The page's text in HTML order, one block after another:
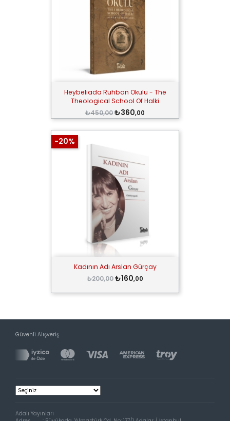
Heybeliada Ruhban Okulu - The
Theological School Of Halki
₺450,00₺360,00
Kadının Adı Arslan Gürçay
₺200,00₺160,00
-20%
Güvenli Alışveriş
Adalı Yayınları